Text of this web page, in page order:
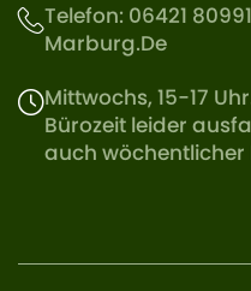
Telefon: 06421
Marburg.de
Mittwochs, 15-17
Bürozeit leider
auch wöchentlicher